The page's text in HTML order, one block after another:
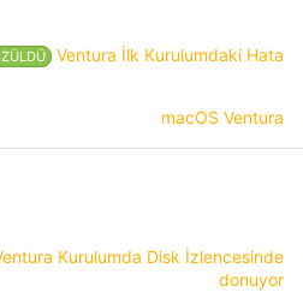
Ventura İlk Kurulumdaki Hata
macOS Ventura
Kurulumda Disk İzlencesinde
donuyor